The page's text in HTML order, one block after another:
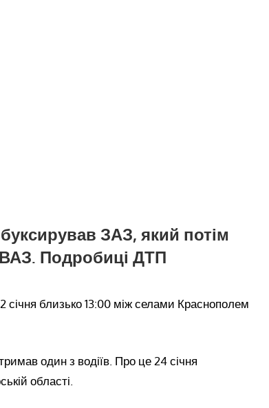
ЗАЗ, який потім
ВАЗ. Подробиці ДТП
близько 13:00 між селами Краснополем
один з водіїв. Про це 24 січня
області.